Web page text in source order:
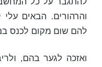
והרהורים. הבאים
להם שום מקום לכנס
ואזכה לגער בהם,